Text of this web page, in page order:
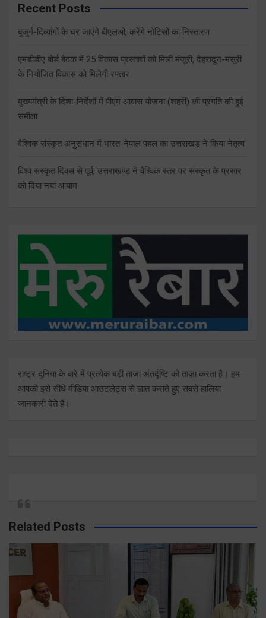
Recent Posts
बुजुर्ग-दिव्यांगों के घर जाएंगे बीएलओ, करेंगे नोटिसों का निस्तारण
एमडीडीए बोर्ड बैठक में 25 विकास प्रस्तावों को मिली मंजूरी, देहरादून-मसूरी
के नियोजित विकास को मिलेगी रफ्तार
मुख्यमंत्री के दिशा-निर्देशों में पीएम आवास योजना (शहरी) की प्रगति की हुई
समीक्षा
वैश्विक संस्कृत अनुसंधान में भारत-नेपाल पहल का उत्तराखंड ने किया नेतृत्व
विश्व संस्कृत दिवस से पूर्व, उत्तराखण्ड ने वैश्विक स्तर पर संस्कृत के प्रसार
को दिया नया आयाम
राष्ट्र दुनिया के बारे में प्रत्येक बड़ी ताजा अंतर्दृष्टि को ताज़ा करता है। हम
आपको इसे सीधे मीडिया आउटलेट्स से ज्ञात कराते हुए सबसे हालिया
जानकारी देते हैं।
Related Posts